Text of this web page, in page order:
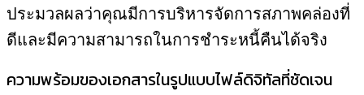
ประมวลผลว่าคุณมีการบริหารจัดการสภาพคล่องที่
ดีและมีความสามารถในการชำระหนี้คืนได้จริง
ความพร้อมของเอกสารในรูปแบบไฟล์ดิจิทัลที่ชัดเจน